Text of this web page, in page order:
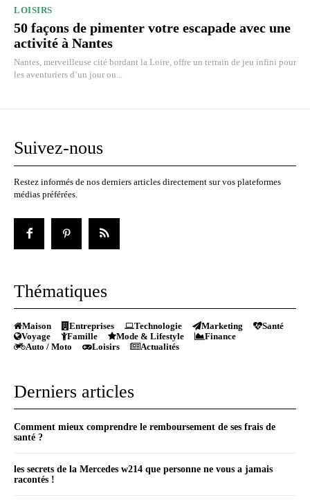
LOISIRS
50 façons de pimenter votre escapade avec une
activité à Nantes
Nantes, merveilleuse cité bordant la Loire, offre un terrain de jeu infini pour
les aventuriers d’un jour ou...
Suivez-nous
Restez informés de nos derniers articles directement sur vos plateformes
médias préférées.
Thématiques
Maison Entreprises Technologie Marketing
Santé
Voyage
Famille Mode & Lifestyle
Finance
Auto / Moto
Loisirs Actualités
Derniers articles
Comment mieux comprendre le remboursement de ses frais de
santé ?
les secrets de la Mercedes w214 que personne ne vous a jamais
racontés !